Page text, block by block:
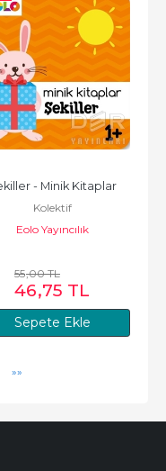
Sepete Ekle
- Minik Kitaplar
Kolektif
Eolo Yayıncılık
55,00TL
46,75 TL
»»